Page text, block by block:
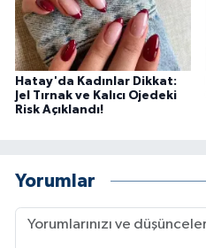
Hatay'da Kadınlar Dikkat:
Jel Tırnak ve Kalıcı Ojedeki
Risk Açıklandı!
Yorumlar